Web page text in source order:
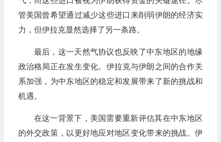
管美国曾希望通过减少这些进口来削弱伊朗的经济实
力，但伊拉克显然选择了另一条路。
最后，这一天然气协议也反映了中东地区的地缘
政治格局正在发生变化。伊拉克与伊朗之间的合作关
系加强，为中东地区的稳定和发展带来了新的挑战和
机遇。
在这一背景下，美国需要重新评估其在中东地区
的外交政策，以更好地应对地区变化带来的挑战。伊